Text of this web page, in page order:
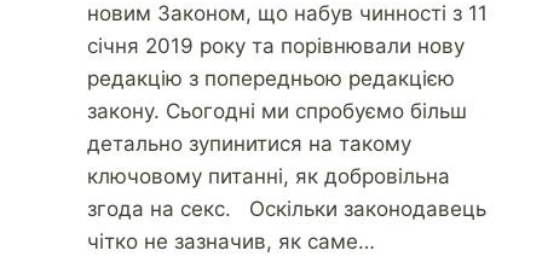
новим Законом, що набув чинності з 11
січня 2019 року та порівнювали нову
редакцію з попередньою редакцією
закону. Сьогодні ми спробуємо більш
детально зупинитися на такому
ключовому питанні, як добровільна
згода на секс. Оскільки законодавець
чітко не зазначив, як саме…